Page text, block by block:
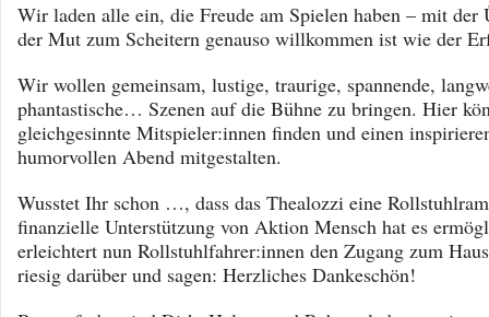
Wir laden alle ein, die Freude am Spielen haben – mit der
der Mut zum Scheitern genauso willkommen ist wie der
Wir wollen gemeinsam, lustige, traurige, spannende,
phantastische… Szenen auf die Bühne zu bringen. Hier
gleichgesinnte Mitspieler:innen finden und einen
humorvollen Abend mitgestalten.
Wusstet Ihr schon …, dass das Thealozzi eine
finanzielle Unterstützung von Aktion Mensch hat es
erleichtert nun Rollstuhlfahrer:innen den Zugang zum
riesig darüber und sagen: Herzliches Dankeschön!